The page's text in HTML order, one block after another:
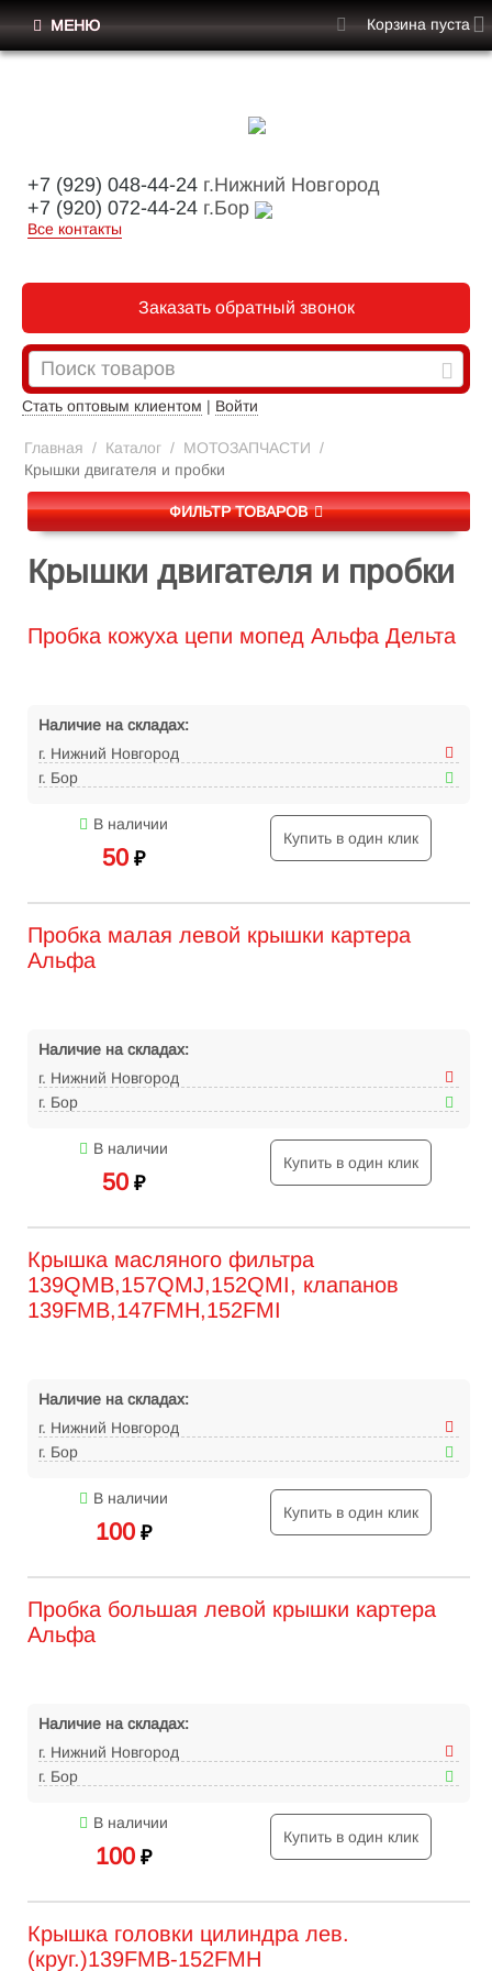
+7 (929) 048-44-24 г.Нижний Новгород
+7 (920) 072-44-24 г.Бор
Все контакты
Заказать обратный звонок
Стать оптовым клиентом | Войти
МЕНЮ Корзина пуста
Главная / Каталог / МОТОЗАПЧАСТИ /
Крышки двигателя и пробки
ФИЛЬТР ТОВАРОВ
Крышки двигателя и пробки
Пробка кожуха цепи мопед Альфа Дельта
Наличие на складах:
г. Нижний Новгород
г. Бор
В наличии
50 ₽
Купить в один клик
Пробка малая левой крышки картера
Альфа
Наличие на складах:
г. Нижний Новгород
г. Бор
В наличии
50 ₽
Купить в один клик
Крышка масляного фильтра
139QMB,157QMJ,152QMI, клапанов
139FMB,147FMH,152FMI
Наличие на складах:
г. Нижний Новгород
г. Бор
В наличии
100 ₽
Купить в один клик
Пробка большая левой крышки картера
Альфа
Наличие на складах:
г. Нижний Новгород
г. Бор
В наличии
100 ₽
Купить в один клик
Крышка головки цилиндра лев.
(круг.)139FMB-152FMH